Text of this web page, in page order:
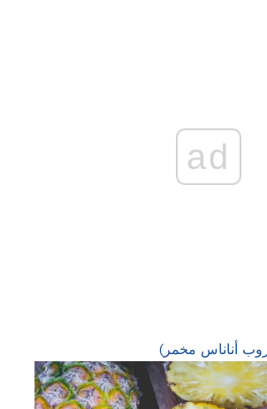
ad
أناناس مخمر)